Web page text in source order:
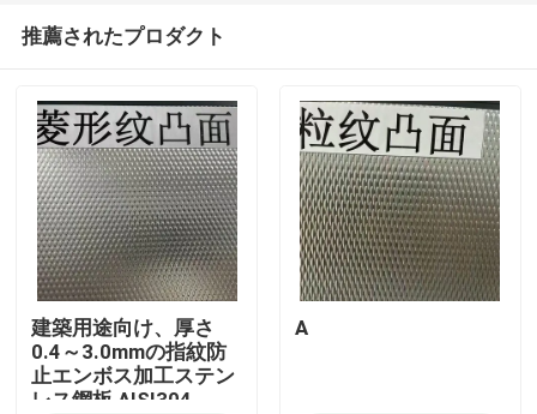
家へ
推薦されたプロダクト
建築用途向け、厚さ
0.4～3.0mmの指紋防
止エンボス加工ステン
レス鋼板 AISI304
A